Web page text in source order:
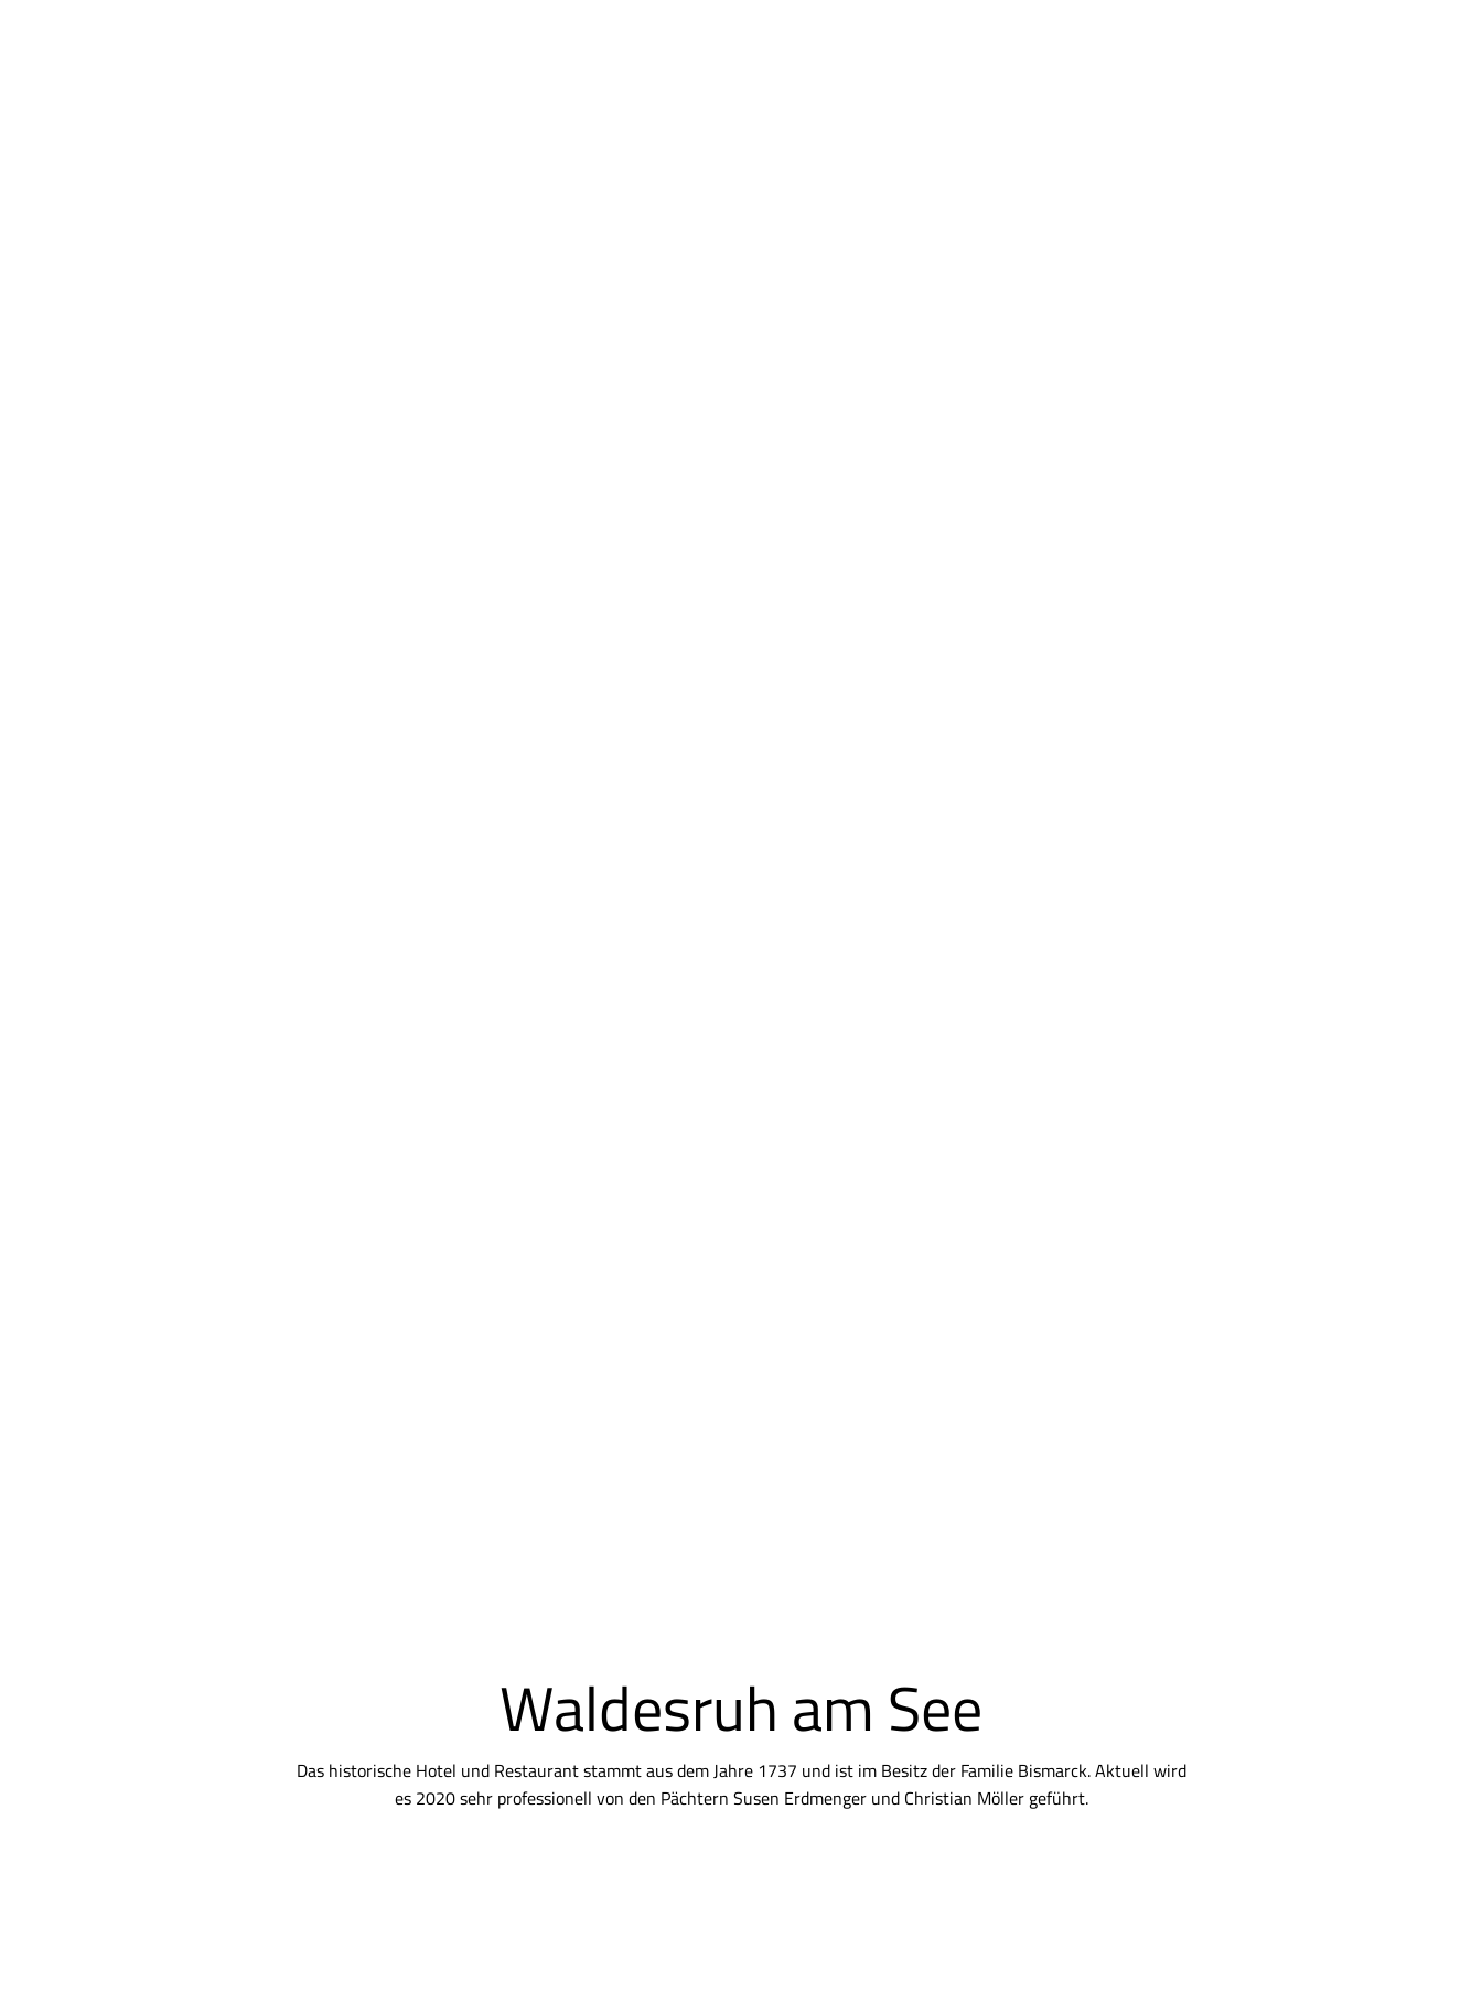
Waldesruh am See
Das historische Hotel und Restaurant stammt aus dem Jahre 1737 und ist im Besitz der Familie Bismarck. Aktuell wird
es 2020 sehr professionell von den Pächtern Susen Erdmenger und Christian Möller geführt.